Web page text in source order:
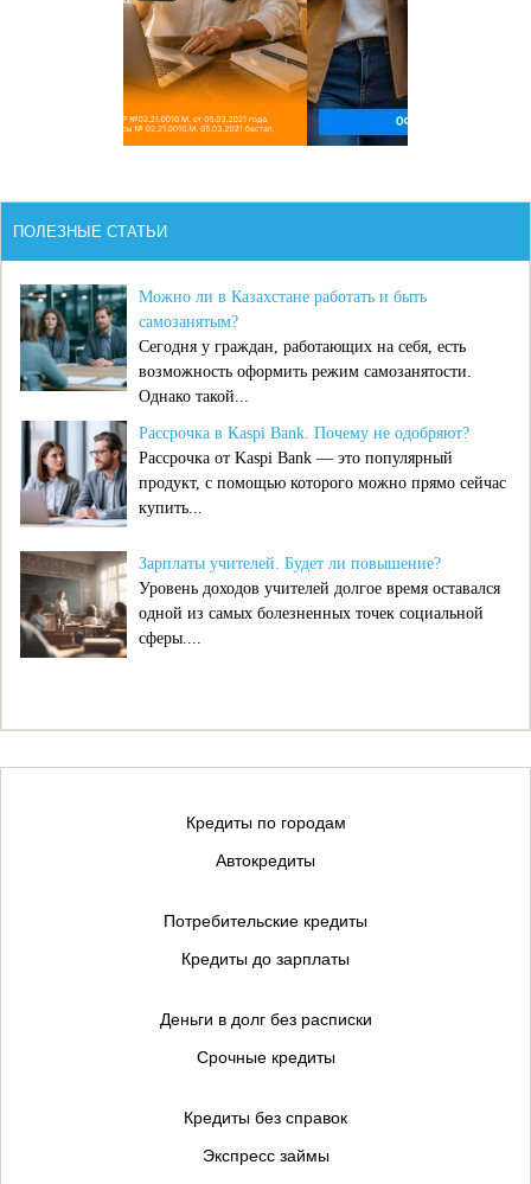
ПОЛЕЗНЫЕ СТАТЬИ
Можно ли в Казахстане работать и быть
самозанятым?
Сегодня у граждан, работающих на себя, есть
возможность оформить режим самозанятости.
Однако такой...
Рассрочка в Kaspi Bank. Почему не одобряют?
Рассрочка от Kaspi Bank — это популярный
продукт, с помощью которого можно прямо сейчас
купить...
Зарплаты учителей. Будет ли повышение?
Уровень доходов учителей долгое время оставался
одной из самых болезненных точек социальной
сферы....
Кредиты по городам
Автокредиты
Потребительские кредиты
Кредиты до зарплаты
Деньги в долг без расписки
Срочные кредиты
Кредиты без справок
Экспресс займы